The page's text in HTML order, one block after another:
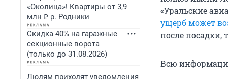
«Околица»! Квартиры от 3,9
млн ₽ р. Родники
Скидка 40% на гаражные
секционные ворота
(только до 31.08.2026)
Людям приходят уведомления
«Уральские
ущерб может
после посадки,
Всю